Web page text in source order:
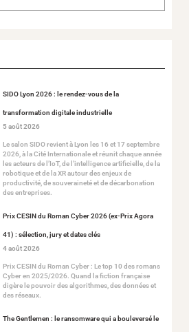
SIDO Lyon 2026 : le rendez-vous de la
transformation digitale industrielle
5 août 2026
Le salon SIDO revient à Lyon les 16 et 17 septembre
2026, à la Cité Internationale et réunit chaque année
les acteurs de l’IoT, de l’intelligence artificielle, de la
robotique et de la XR autour des enjeux de
productivité, de souveraineté et de décarbonation
des entreprises.
Prix CESIN du Roman Cyber 2026 (ex-Prix Agora
41) : sélection, jury et dates clés
4 août 2026
Prix CESIN du Roman Cyber : Le top 10 des romans
Cyber en 2025/2026. Quand la fiction française
digère le pouvoir des algorithmes, des données et
des réseaux.
The Gentlemen : le ransomware qui a bouleversé le